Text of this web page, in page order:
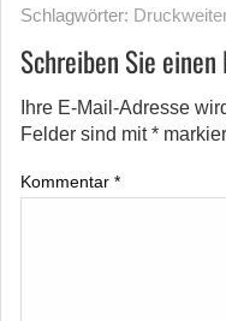
Schlagwörter:
Schreiben Sie
Ihre E-Mail-Adresse
Felder sind mit*
Kommentar *